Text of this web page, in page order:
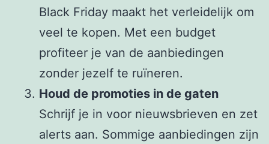
Black Friday maakt het verleidelijk om
veel te kopen. Met een budget
profiteer je van de aanbiedingen
zonder jezelf te ruïneren.
Houd de promoties in de gaten
Schrijf je in voor nieuwsbrieven en zet
alerts aan. Sommige aanbiedingen zijn